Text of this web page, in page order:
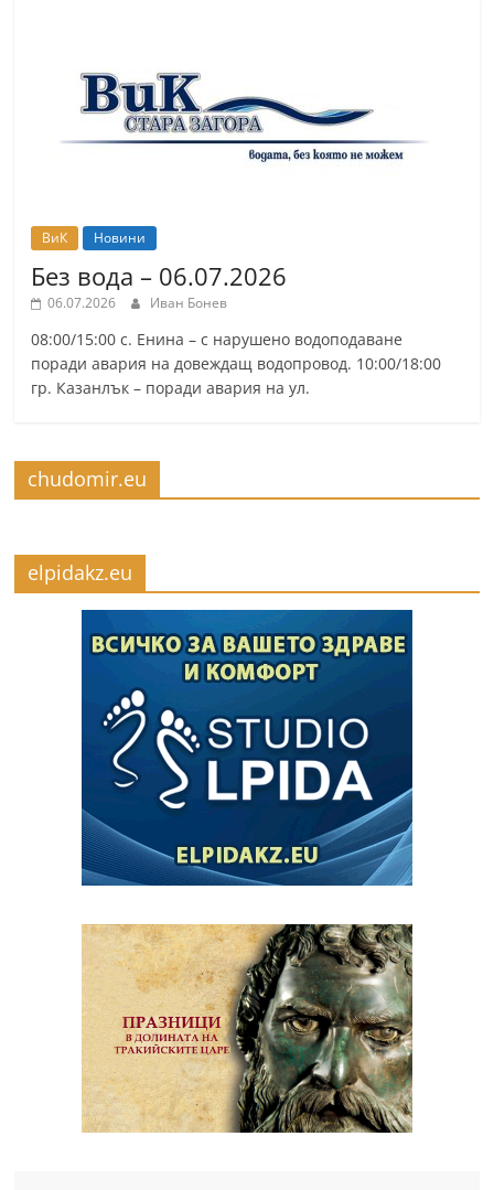
ВиК Новини
Без вода – 06.07.2026
06.07.2026 Иван Бонев
08:00/15:00 с. Енина – с нарушено водоподаване
поради авария на довеждащ водопровод. 10:00/18:00
гр. Казанлък – поради авария на ул.
chudomir.eu
elpidakz.eu